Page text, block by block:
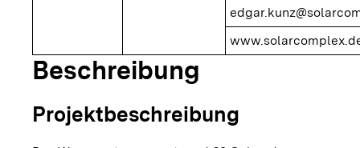
Beschreibung
Projektbeschreibung